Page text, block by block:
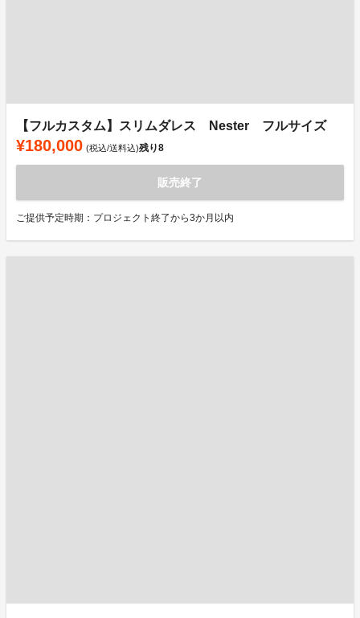
【フルカスタム】スリムダレス Nester フルサイズ
¥180,000 (税込/送料込)残り8
販売終了
ご提供予定時期：プロジェクト終了から3か月以内